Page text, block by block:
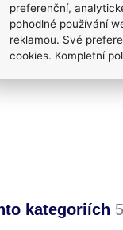
kategoriích 5
preferenční,
pohodlné používání
reklamou. Své
cookies. Kompletní